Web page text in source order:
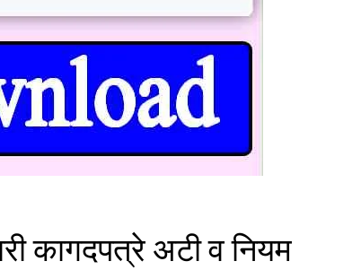
कागदपत्रे अटी व नियम